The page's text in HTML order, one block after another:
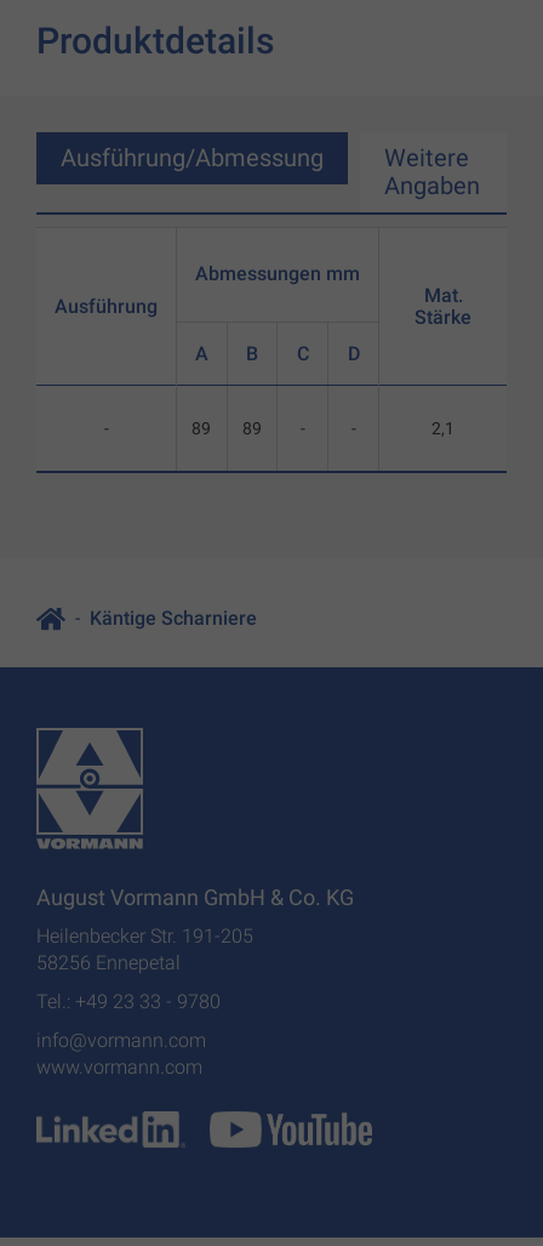
Produktdetails
Ausführung/Abmessung
Weitere
Angaben
Ausführung
-
Abmessungen mm
A B C D
89 89 - -
Mat.
Stärke
2,1
Käntige Scharniere
August Vormann GmbH & Co. KG
Heilenbecker Str. 191-205
58256 Ennepetal
Tel.: +49 23 33 - 9780
info@vormann.com
www.vormann.com